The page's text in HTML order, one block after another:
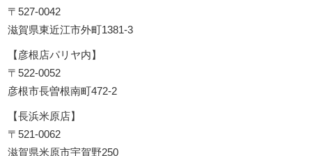
〒527-0042
滋賀県東近江市外町1381-3
【彦根店パリヤ内】
〒522-0052
彦根市長曽根南町472-2
【長浜米原店】
〒521-0062
滋賀県米原市宇賀野250